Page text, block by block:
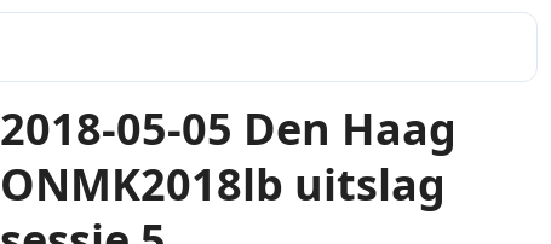
2018-05-05 Den Haag
ONMK2018lb uitslag